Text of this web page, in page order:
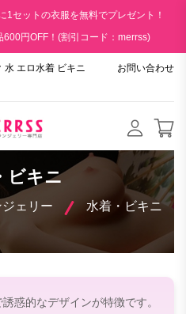
セットの衣服を無料でプレゼント！
円OFF！(割引コード：merrss)
水 エロ水着 ビキニ
お問い合わせ
ビキニ
ェリー 水着・ビキニ
惑的なデザインが特徴です。